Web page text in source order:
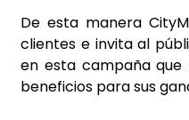
De esta manera
clientes e invita al
en esta campaña
beneficios para sus